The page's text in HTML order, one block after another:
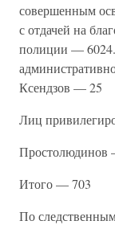
совершенным
с отдачей на
полиции —
Ксендзов — 25
Лиц
Простолюдинов
Итого — 703
По